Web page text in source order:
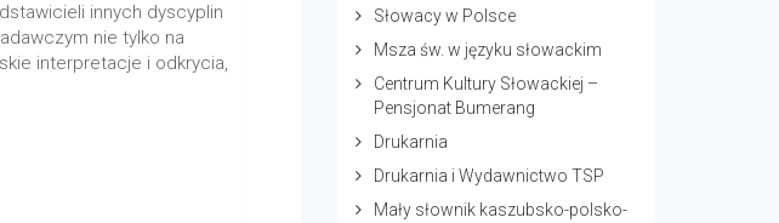
innych dyscyplin
nie tylko na
interpretacje i odkrycia,
Słowacy w Polsce
Msza św. w języku słowackim
Centrum Kultury Słowackiej –
Pensjonat Bumerang
Drukarnia
Drukarnia i Wydawnictwo TSP
Mały słownik kaszubsko-polsko-